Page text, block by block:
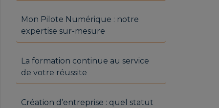
Mon Pilote Numérique : notre
expertise sur-mesure
La formation continue au service
de votre réussite
Création d’entreprise : quel statut